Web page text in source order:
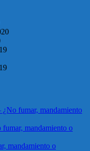
¿No fumar, mandamiento
fumar, mandamiento o
mandamiento o